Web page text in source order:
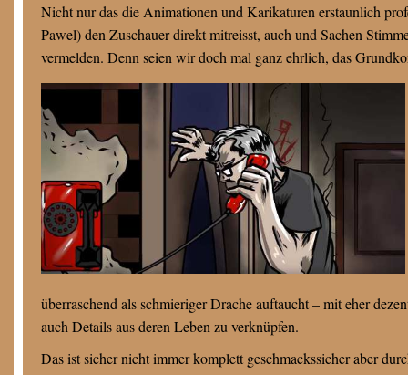
Nicht nur das die Animationen und Karikaturen erstaunlich
Pawel) den Zuschauer direkt mitreisst, auch und Sachen
vermelden. Denn seien wir doch mal ganz ehrlich, das
überraschend als schmieriger Drache auftaucht – mit eher
auch Details aus deren Leben zu verknüpfen.
Das ist sicher nicht immer komplett geschmackssicher aber